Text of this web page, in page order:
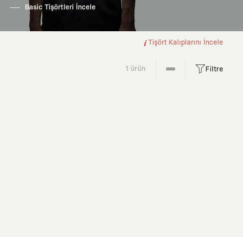
Basic Tişörtleri İncele
Tişört Kalıplarını İncele
1 ürün Filtre